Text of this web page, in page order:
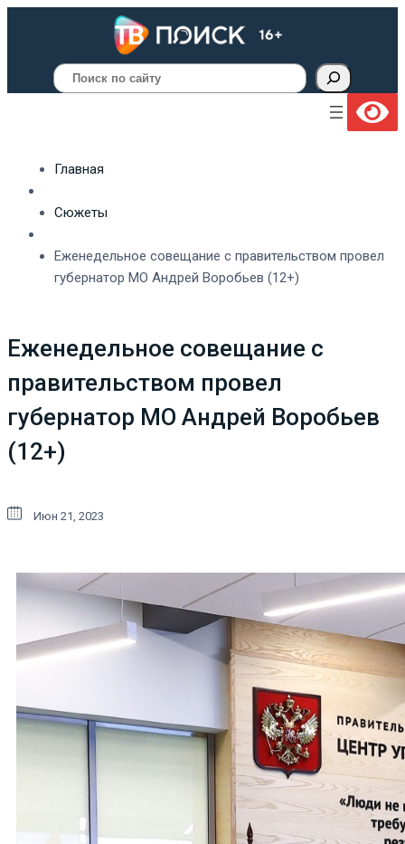
Поиск
Главная
Сюжеты
Еженедельное совещание с правительством провел
губернатор МО Андрей Воробьев (12+)
Еженедельное совещание с
правительством провел
губернатор МО Андрей Воробьев
(12+)
Июн 21, 2023